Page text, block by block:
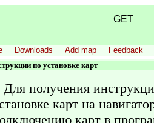
GET
Downloads Add map
Feedback
по установке карт
Для получения
карт на
карт в